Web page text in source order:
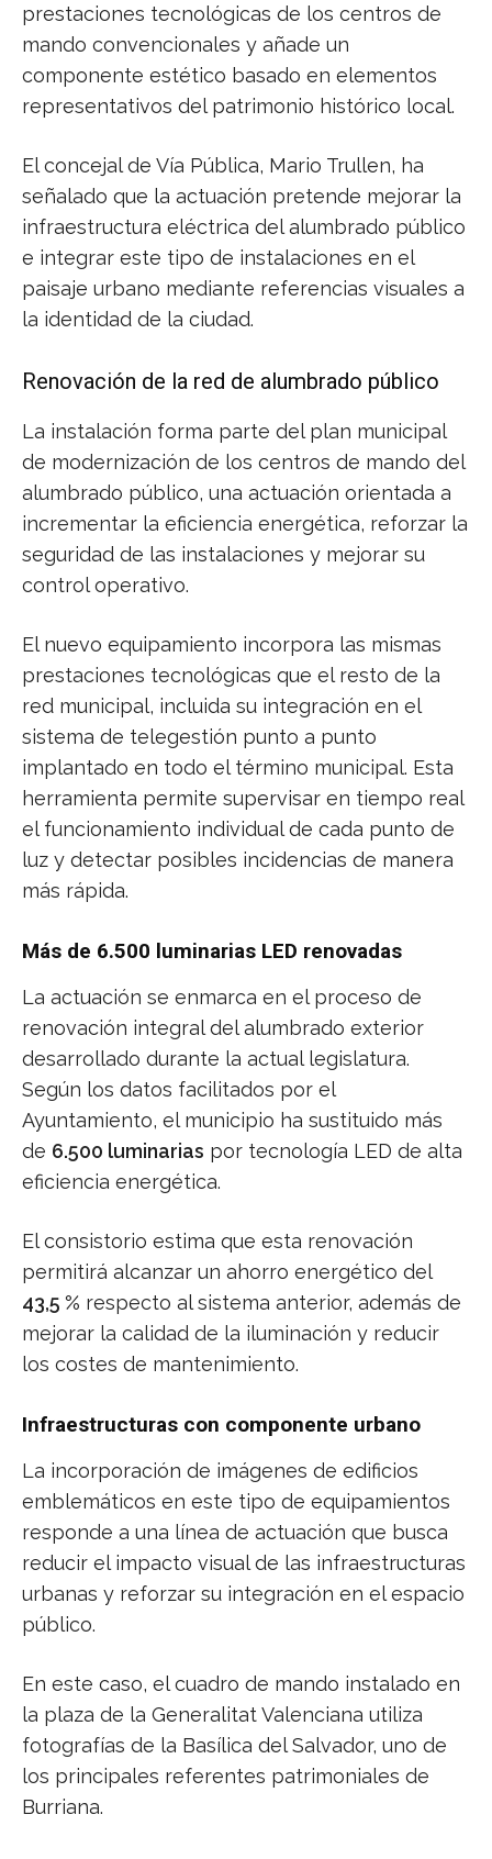
prestaciones tecnológicas de los centros de
mando convencionales y añade un
componente estético basado en elementos
representativos del patrimonio histórico local.
El concejal de Vía Pública, Mario Trullen, ha
señalado que la actuación pretende mejorar la
infraestructura eléctrica del alumbrado público
e integrar este tipo de instalaciones en el
paisaje urbano mediante referencias visuales a
la identidad de la ciudad.
Renovación de la red de alumbrado público
La instalación forma parte del plan municipal
de modernización de los centros de mando del
alumbrado público, una actuación orientada a
incrementar la eficiencia energética, reforzar la
seguridad de las instalaciones y mejorar su
control operativo.
El nuevo equipamiento incorpora las mismas
prestaciones tecnológicas que el resto de la
red municipal, incluida su integración en el
sistema de telegestión punto a punto
implantado en todo el término municipal. Esta
herramienta permite supervisar en tiempo real
el funcionamiento individual de cada punto de
luz y detectar posibles incidencias de manera
más rápida.
Más de 6.500 luminarias LED renovadas
La actuación se enmarca en el proceso de
renovación integral del alumbrado exterior
desarrollado durante la actual legislatura.
Según los datos facilitados por el
Ayuntamiento, el municipio ha sustituido más
de 6.500 luminarias por tecnología LED de alta
eficiencia energética.
El consistorio estima que esta renovación
permitirá alcanzar un ahorro energético del
43,5 % respecto al sistema anterior, además de
mejorar la calidad de la iluminación y reducir
los costes de mantenimiento.
Infraestructuras con componente urbano
La incorporación de imágenes de edificios
emblemáticos en este tipo de equipamientos
responde a una línea de actuación que busca
reducir el impacto visual de las infraestructuras
urbanas y reforzar su integración en el espacio
público.
En este caso, el cuadro de mando instalado en
la plaza de la Generalitat Valenciana utiliza
fotografías de la Basílica del Salvador, uno de
los principales referentes patrimoniales de
Burriana.